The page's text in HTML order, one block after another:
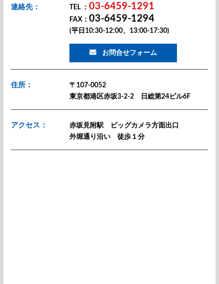
連絡先： TEL ：03-6459-1291
FAX：03-6459-1294
(平日10:30-12:00、13:00-17:30)
お問合せフォーム
住所：
〒107-0052
東京都港区赤坂3-2-2 日総第24ビル6F
アクセス：
赤坂見附駅 ビッグカメラ方面出口
外堀通り沿い 徒歩１分